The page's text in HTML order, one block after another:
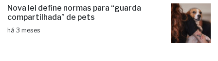
Nova lei define normas para “guarda
compartilhada” de pets
há 3 meses